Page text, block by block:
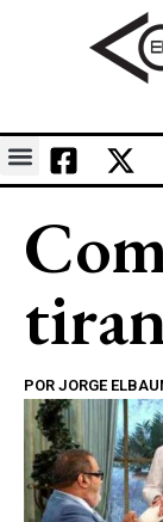
POR JORGE